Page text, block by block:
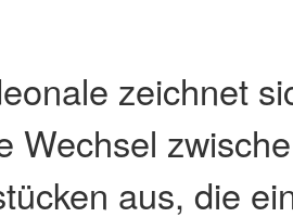
zeichnet
Wechsel
aus, die